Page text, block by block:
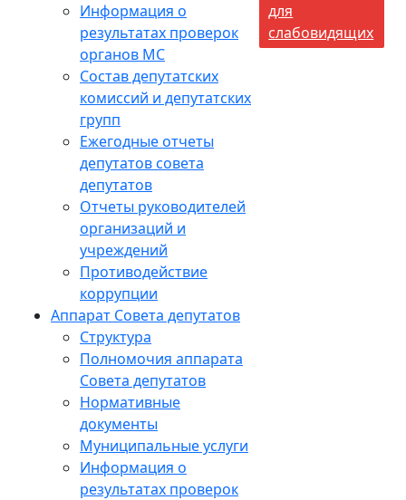
Информация о
результатах проверок
органов МС
Состав депутатских
комиссий и депутатских
групп
Ежегодные отчеты
депутатов совета
депутатов
Отчеты руководителей
организаций и
учреждений
Противодействие
коррупции
Аппарат Совета депутатов
Структура
Полномочия аппарата
Совета депутатов
Нормативные
документы
Муниципальные услуги
Информация о
результатах проверок
для
слабовидящих